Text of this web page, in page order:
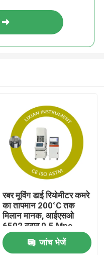
रबर मूविंग डाई रियोमीटर कमरे
का तापमान 200°C तक
मिलान मानक, आईएसओ
6502 दबाव 0.5 Mpa-
0.65 Mpa
जांच भेजें